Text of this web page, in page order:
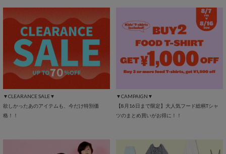
▼CLEARANCE SALE▼
欲しかったあのアイテムも、今だけ特別価
格！！
▼CAMPAIGN▼
【8月16日まで限定】大人気フード総柄Tシャ
ツのまとめ買いがお得に！！